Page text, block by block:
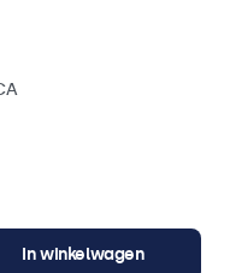
In winkelwagen